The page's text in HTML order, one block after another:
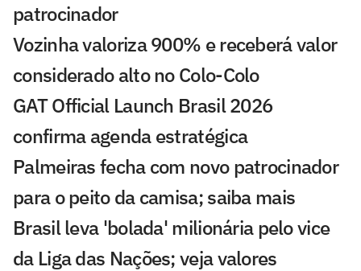
patrocinador
Vozinha valoriza 900% e receberá valor
considerado alto no Colo-Colo
GAT Official Launch Brasil 2026
confirma agenda estratégica
Palmeiras fecha com novo patrocinador
para o peito da camisa; saiba mais
Brasil leva 'bolada' milionária pelo vice
da Liga das Nações; veja valores